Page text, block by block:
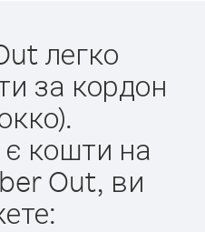
легко
за кордон
кошти на
Out, ви